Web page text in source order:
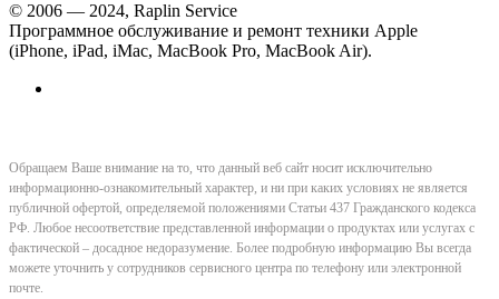
© 2006 — 2024, Raplin Service
Программное обслуживание и ремонт техники Apple
(iPhone, iPad, iMac, MacBook Pro, MacBook Air).
Обращаем Ваше внимание на то, что данный веб сайт носит исключительно
информационно-ознакомительный характер, и ни при каких условиях не является
публичной офертой, определяемой положениями Статьи 437 Гражданского кодекса
РФ. Любое несоответствие представленной информации о продуктах или услугах с
фактической – досадное недоразумение. Более подробную информацию Вы всегда
можете уточнить у сотрудников сервисного центра по телефону или электронной
почте.